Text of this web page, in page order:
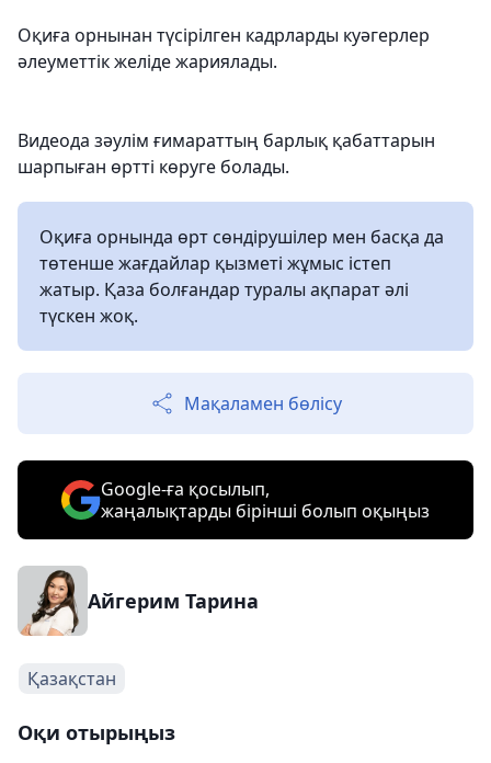
Оқиға орнынан түсірілген кадрларды куәгерлер
әлеуметтік желіде жариялады.
Видеода зәулім ғимараттың барлық қабаттарын
шарпыған өртті көруге болады.
Оқиға орнында өрт сөндірушілер мен басқа да
төтенше жағдайлар қызметі жұмыс істеп
жатыр. Қаза болғандар туралы ақпарат әлі
түскен жоқ.
Мақаламен бөлісу
Google-ға қосылып,
жаңалықтарды бірінші болып оқыңыз
Айгерим Тарина
Қазақстан
Оқи отырыңыз